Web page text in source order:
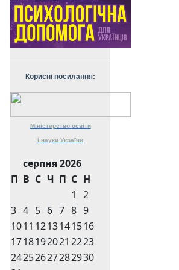
Корисні посилання:
Міністерство освіти
і науки України
серпня 2026
П В С Ч П С Н
1
2
3 4 5 6 7 8 9
1011 1213141516
1718192021 2223
24252627282930